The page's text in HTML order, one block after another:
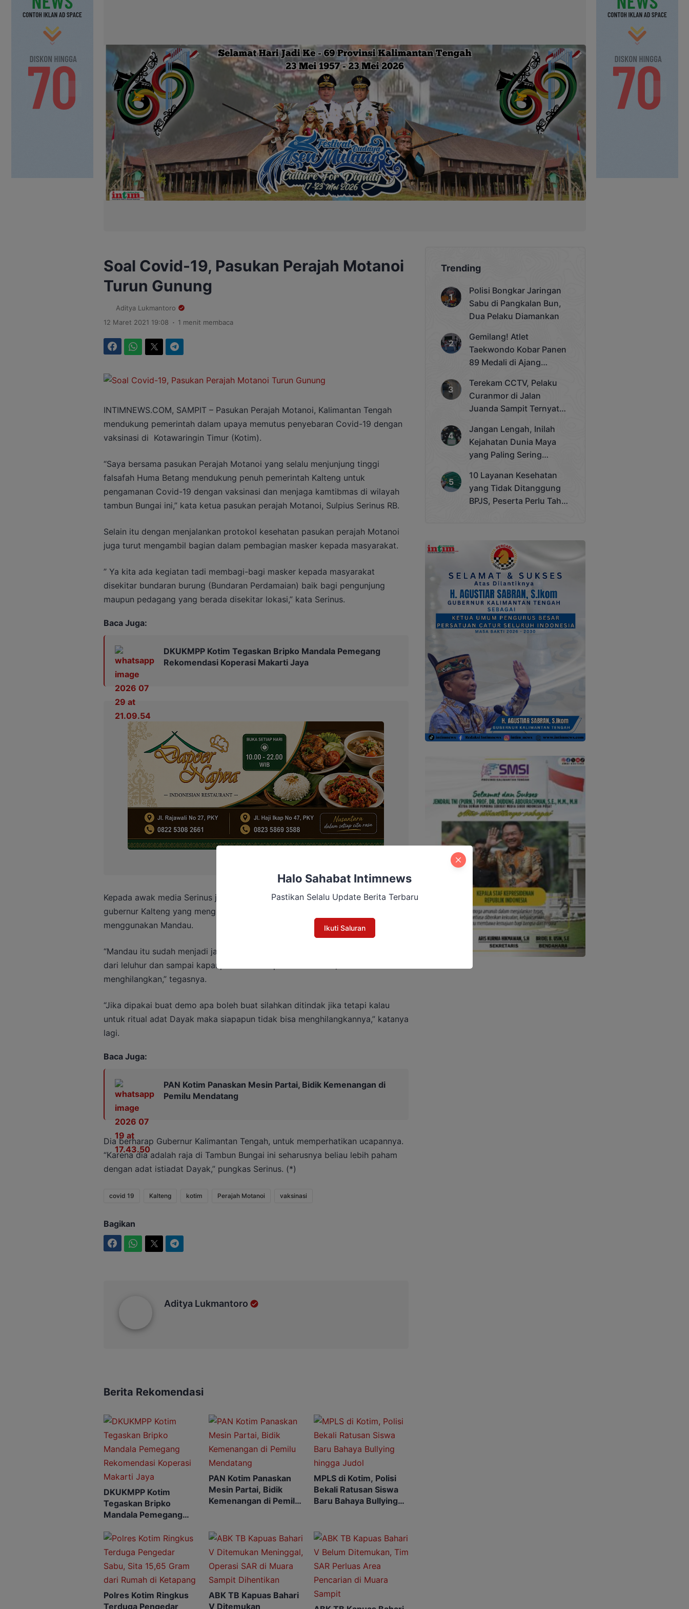
Soal Covid-19, Pasukan Perajah Motanoi
Turun Gunung
Aditya Lukmantoro
12 Maret 2021 19:08 . 1 menit membaca
INTIMNEWS.COM, SAMPIT – Pasukan Perajah Motanoi, Kalimantan Tengah
mendukung pemerintah dalam upaya memutus penyebaran Covid-19 dengan
vaksinasi di Kotawaringin Timur (Kotim).
“Saya bersama pasukan Perajah Motanoi yang selalu menjunjung tinggi
falsafah Huma Betang mendukung penuh pemerintah Kalteng untuk
pengamanan Covid-19 dengan vaksinasi dan menjaga kamtibmas di wilayah
tambun Bungai ini,” kata ketua pasukan perajah Motanoi, Sulpius Serinus RB.
Selain itu dengan menjalankan protokol kesehatan pasukan perajah Motanoi
juga turut mengambil bagian dalam pembagian masker kepada masyarakat.
” Ya kita ada kegiatan tadi membagi-bagi masker kepada masyarakat
disekitar bundaran burung (Bundaran Perdamaian) baik bagi pengunjung
maupun pedagang yang berada disekitar lokasi,” kata Serinus.
Baca Juga:
DKUKMPP Kotim Tegaskan Bripko Mandala Pemegang
Rekomendasi Koperasi Makarti Jaya
Kepada awak media Serinus juga mengatakan menyayangkan pernyataan
gubernur Kalteng yang menghimbau agar masyarakat Dayak untuk tidak
menggunakan Mandau.
“Mandau itu sudah menjadi jati diri atau bagian dari hidup masyarakat Dayak
dari leluhur dan sampai kapanpun akan tetap kita lestarikan, bukan
menghilangkan,” tegasnya.
“Jika dipakai buat demo apa boleh buat silahkan ditindak jika tetapi kalau
untuk ritual adat Dayak maka siapapun tidak bisa menghilangkannya,” katanya
lagi.
Baca Juga:
PAN Kotim Panaskan Mesin Partai, Bidik Kemenangan di
Pemilu Mendatang
Dia berharap Gubernur Kalimantan Tengah, untuk memperhatikan ucapannya.
“Karena dia adalah raja di Tambun Bungai ini seharusnya beliau lebih paham
dengan adat istiadat Dayak,” pungkas Serinus. (*)
covid 19 Kalteng kotim Perajah Motanoi vaksinasi
Bagikan
Aditya Lukmantoro
Berita Rekomendasi
DKUKMPP Kotim
Tegaskan Bripko
Mandala Pemegang
Makarti Jaya
PAN Kotim Panaskan
Mesin Partai, Bidik
Kemenangan di Pemilu
MPLS di Kotim, Polisi
Bekali Ratusan Siswa
Baru Bahaya Bullying
Polres Kotim Ringkus
Terduga Pengedar
ABK TB Kapuas Bahari
V Ditemukan
Trending
Polisi Bongkar Jaringan
Sabu di Pangkalan Bun,
Dua Pelaku Diamankan
Gemilang! Atlet
Taekwondo Kobar Panen
89 Medali di Ajang
Cup 2025
Terekam CCTV, Pelaku
Curanmor di Jalan
Juanda Sampit Ternyata
Jangan Lengah, Inilah
Kejahatan Dunia Maya
yang Paling Sering
10 Layanan Kesehatan
yang Tidak Ditanggung
BPJS, Peserta Perlu Tahu
Halo Sahabat Intimnews
Pastikan Selalu Update Berita Terbaru
Ikuti Saluran